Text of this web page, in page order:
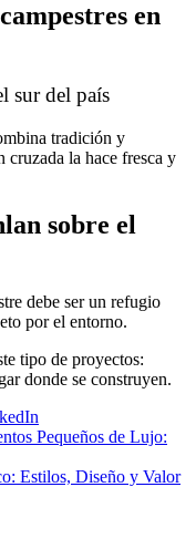
en
sur del país
tradición y
la hace fresca y
sobre el
debe ser un refugio
por el entorno.
tipo de proyectos:
donde se construyen.
Pequeños de Lujo:
Estilos, Diseño y Valor